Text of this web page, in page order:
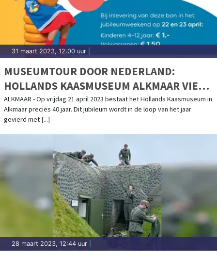
31 maart 2023, 12:00 uur
MUSEUMTOUR DOOR NEDERLAND:
HOLLANDS KAASMUSEUM ALKMAAR VIERT
40-JARIG JUBILEUM
ALKMAAR - Op vrijdag 21 april 2023 bestaat het Hollands Kaasmuseum in
Alkmaar precies 40 jaar. Dit jubileum wordt in de loop van het jaar
gevierd met [...]
28 maart 2023, 12:44 uur